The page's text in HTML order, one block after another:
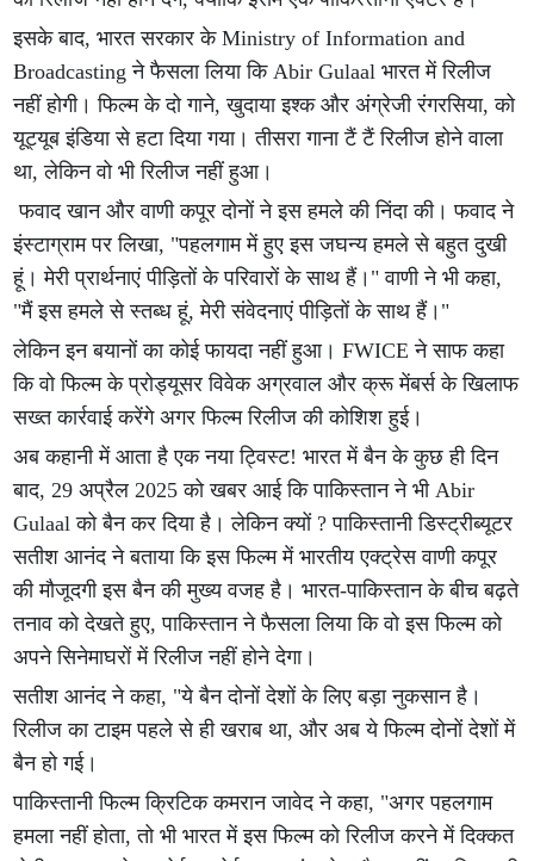
इसके बाद, भारत सरकार के Ministry of Information and
Broadcasting ने फैसला लिया कि Abir Gulaal भारत में रिलीज
नहीं होगी। फिल्म के दो गाने, खुदाया इश्क और अंग्रेजी रंगरसिया, को
यूट्यूब इंडिया से हटा दिया गया। तीसरा गाना टैं टैं रिलीज होने वाला
था, लेकिन वो भी रिलीज नहीं हुआ।
फवाद खान और वाणी कपूर दोनों ने इस हमले की निंदा की। फवाद ने
इंस्टाग्राम पर लिखा, "पहलगाम में हुए इस जघन्य हमले से बहुत दुखी
हूं। मेरी प्रार्थनाएं पीड़ितों के परिवारों के साथ हैं।" वाणी ने भी कहा,
"मैं इस हमले से स्तब्ध हूं, मेरी संवेदनाएं पीड़ितों के साथ हैं।"
लेकिन इन बयानों का कोई फायदा नहीं हुआ। FWICE ने साफ कहा
कि वो फिल्म के प्रोड्यूसर विवेक अग्रवाल और क्रू मेंबर्स के खिलाफ
सख्त कार्रवाई करेंगे अगर फिल्म रिलीज की कोशिश हुई।
अब कहानी में आता है एक नया ट्विस्ट! भारत में बैन के कुछ ही दिन
बाद, 29 अप्रैल 2025 को खबर आई कि पाकिस्तान ने भी Abir
Gulaal को बैन कर दिया है। लेकिन क्यों ? पाकिस्तानी डिस्ट्रीब्यूटर
सतीश आनंद ने बताया कि इस फिल्म में भारतीय एक्ट्रेस वाणी कपूर
की मौजूदगी इस बैन की मुख्य वजह है। भारत-पाकिस्तान के बीच बढ़ते
तनाव को देखते हुए, पाकिस्तान ने फैसला लिया कि वो इस फिल्म को
अपने सिनेमाघरों में रिलीज नहीं होने देगा।
सतीश आनंद ने कहा, "ये बैन दोनों देशों के लिए बड़ा नुकसान है।
रिलीज का टाइम पहले से ही खराब था, और अब ये फिल्म दोनों देशों में
बैन हो गई।
पाकिस्तानी फिल्म क्रिटिक कमरान जावेद ने कहा, "अगर पहलगाम
हमला नहीं होता, तो भी भारत में इस फिल्म को रिलीज करने में दिक्कत